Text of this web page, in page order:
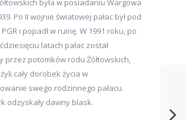
była w posiadaniu Wargowa
Po II wojnie światowej pałac był pod
i popadł w ruinę. W 1991 roku, po
latach pałac został
przez potomków rodu Żółtowskich,
cały dorobek życia w
swego rodzinnego pałacu.
odzyskały dawny blask.